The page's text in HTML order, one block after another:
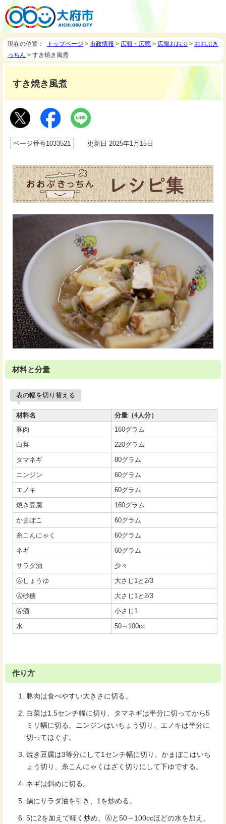
現在の位置： トップページ > 市政情報 > 広報・広聴 > 広報おおぶ > おおぶき
っちん > すき焼き風煮
すき焼き風煮
ページ番号1033521 更新日 2025年1月15日
材料と分量
表の幅を切り替える
材料名
分量（4人分）
豚肉
160グラム
白菜
220グラム
タマネギ
80グラム
ニンジン
60グラム
エノキ
60グラム
焼き豆腐
160グラム
かまぼこ
60グラム
糸こんにゃく
60グラム
ネギ
60グラム
サラダ油
少々
Ⓐしょうゆ
大さじ1と2/3
Ⓐ砂糖
大さじ1と2/3
Ⓐ酒
小さじ1
水
50～100cc
作り方
豚肉は食べやすい大きさに切る。
白菜は1.5センチ幅に切り、タマネギは半分に切ってから5
ミリ幅に切る。ニンジンはいちょう切り、エノキは半分に
切ってほぐす。
焼き豆腐は3等分にして1センチ幅に切り、かまぼこはいち
ょう切り、糸こんにゃくはざく切りにして下ゆでする。
ネギは斜めに切る。
鍋にサラダ油を引き、1を炒める。
5に2を加えて軽く炒め、Ⓐと50～100ccほどの水を加え、